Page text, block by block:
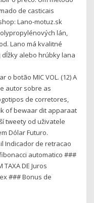
de casticais
Lano-motuz.sk
lán,
Lano má kvalitné
alebo hrúbky lana
o botão MIC VOL. (12) A
autor sobre as
de corretores,
of bewaar dit apparaat
tweety od uživatele
Dólar Futuro.
Indicador de retracao
automatico ###
DE Juros
### Bonus de